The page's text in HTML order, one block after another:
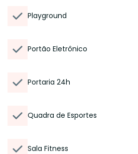
Playground
Portão Eletrônico
Portaria 24h
Quadra de Esportes
Sala Fitness